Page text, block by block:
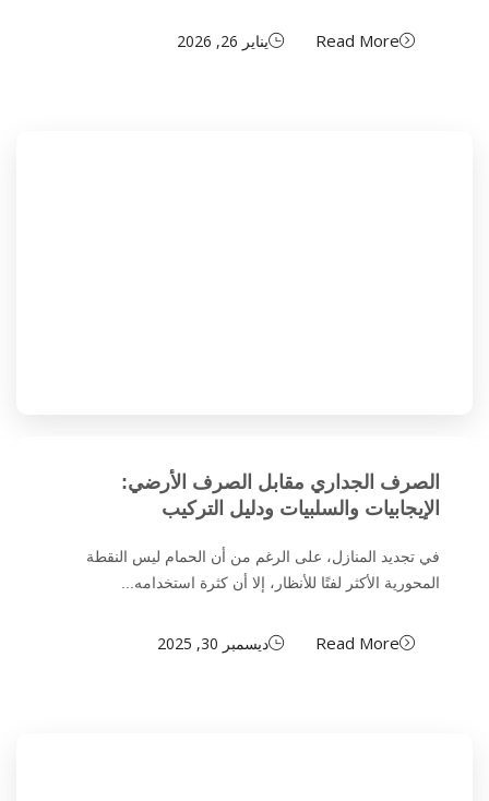
Read More يناير 26, 2026
الصرف الجداري مقابل الصرف الأرضي:
الإيجابيات والسلبيات ودليل التركيب
في تجديد المنازل، على الرغم من أن الحمام ليس النقطة
المحورية الأكثر لفتًا للأنظار، إلا أن كثرة استخدامه...
Read More ديسمبر 30, 2025